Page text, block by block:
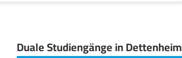
Duale Studiengänge in Dettenheim